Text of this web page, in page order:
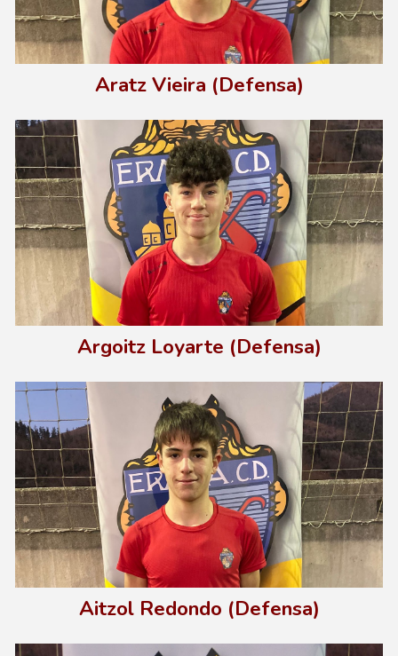
Aratz Vieira (Defensa)
Argoitz Loyarte (Defensa)
Aitzol Redondo (Defensa)